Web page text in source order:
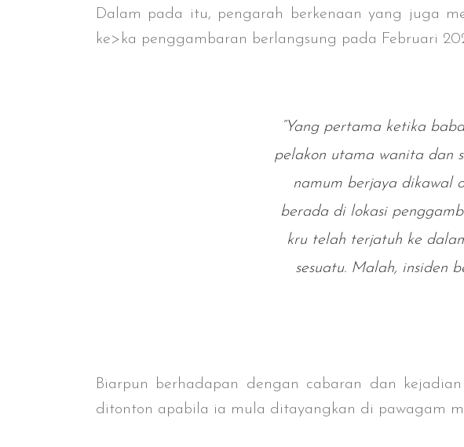
Dalam pada itu, pengarah berkenaan yang juga
ke>ka penggambaran berlangsung pada Februari
“Yang pertama ketika
pelakon utama wanita dan
namum berjaya dikawal
berada di lokasi
kru telah terjatuh ke
sesuatu. Malah, insiden
Biarpun berhadapan dengan cabaran dan
ditonton apabila ia mula ditayangkan di pawagam